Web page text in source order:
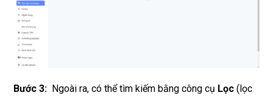
Bước 3: Ngoài ra, có thể tìm kiếm bằng công cụ Lọc (lọc